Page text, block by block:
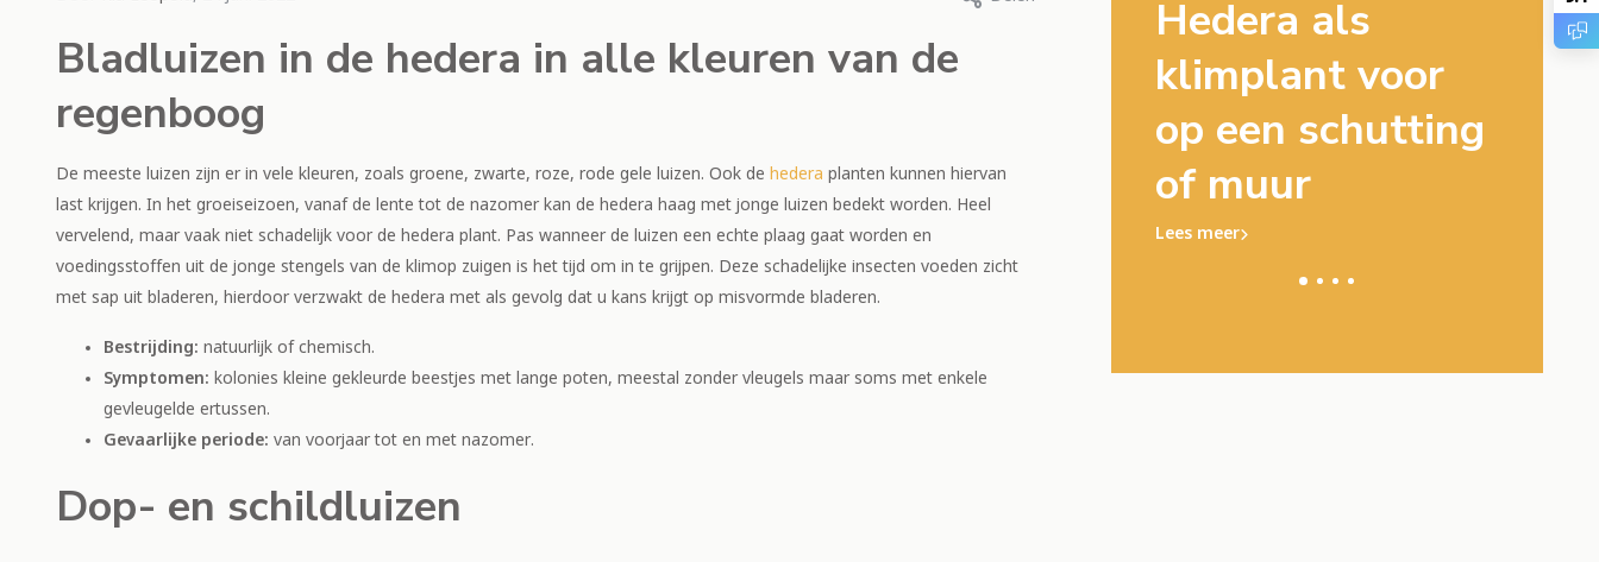
Bladluizen in de hedera in alle kleuren van de
regenboog
De meeste luizen zijn er in vele kleuren, zoals groene, zwarte, roze, rode gele luizen. Ook de hedera planten kunnen hiervan
last krijgen. In het groeiseizoen, vanaf de lente tot de nazomer kan de hedera haag met jonge luizen bedekt worden. Heel
vervelend, maar vaak niet schadelijk voor de hedera plant. Pas wanneer de luizen een echte plaag gaat worden en
voedingsstoffen uit de jonge stengels van de klimop zuigen is het tijd om in te grijpen. Deze schadelijke insecten voeden zicht
met sap uit bladeren, hierdoor verzwakt de hedera met als gevolg dat u kans krijgt op misvormde bladeren.
Bestrijding: natuurlijk of chemisch.
Symptomen: kolonies kleine gekleurde beestjes met lange poten, meestal zonder vleugels maar soms met enkele
gevleugelde ertussen.
Gevaarlijke periode: van voorjaar tot en met nazomer.
Dop- en schildluizen
niet: wat moet ik
Lees meer
Verwoestende
spintmijt klimop?
Lees meer
Hedera als
klimplant voor
op een schutting
of muur
Lees meer